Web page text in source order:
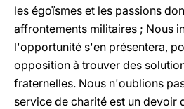
les égoïsmes et les passions
affrontements militaires ; Nous
l'opportunité s'en présentera,
opposition à trouver des
fraternelles. Nous n'oublions
service de charité est un devoir